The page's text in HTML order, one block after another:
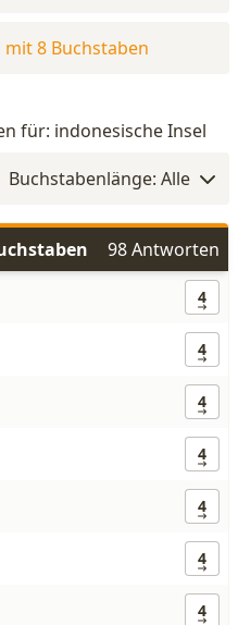
mit 8 Buchstaben
für: indonesische Insel
Buchstabenlänge: Alle
98 Antworten
4
4
4
4
4
4
4